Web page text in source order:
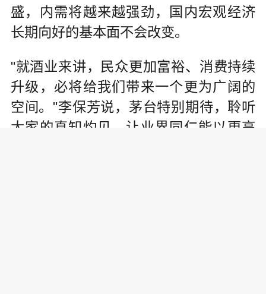
盛，内需将越来越强劲，国内宏观经济
长期向好的基本面不会改变。
"就酒业来讲，民众更加富裕、消费持续
升级，必将给我们带来一个更为广阔的
空间。"李保芳说，茅台特别期待，聆听
大家的真知灼见，让业界同仁能以更高